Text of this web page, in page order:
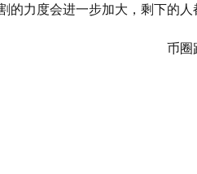
的力度会进一步加大，剩下的人